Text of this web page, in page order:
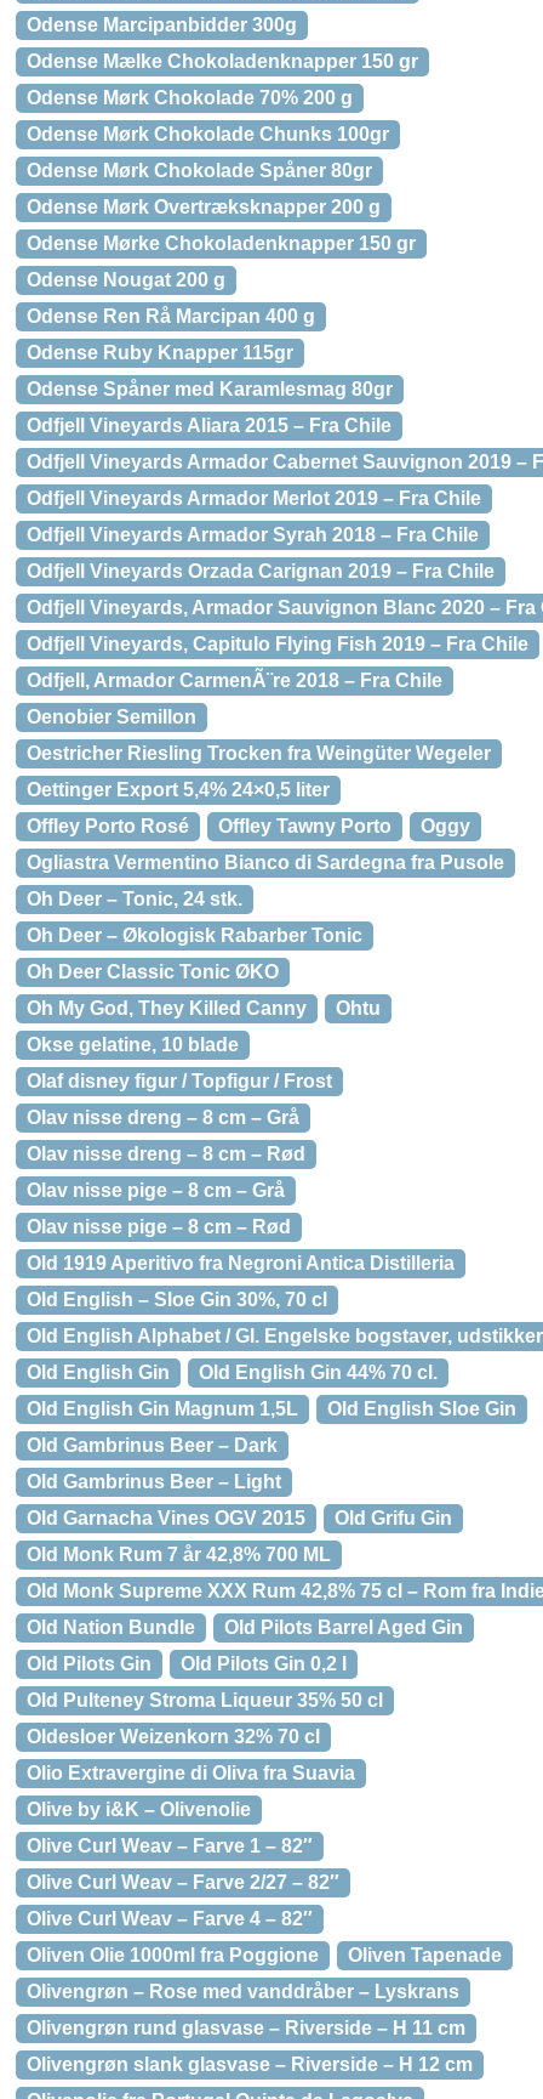
Odense Marcipanbidder 300g
Odense Mælke Chokoladenknapper 150 gr
Odense Mørk Chokolade 70% 200 g
Odense Mørk Chokolade Chunks 100gr
Odense Mørk Chokolade Spåner 80gr
Odense Mørk Overtræksknapper 200 g
Odense Mørke Chokoladenknapper 150 gr
Odense Nougat 200 g
Odense Ren Rå Marcipan 400 g
Odense Ruby Knapper 115gr
Odense Spåner med Karamlesmag 80gr
Odfjell Vineyards Aliara 2015 – Fra Chile
Odfjell Vineyards Armador Cabernet Sauvignon 2019 –
Odfjell Vineyards Armador Merlot 2019 – Fra Chile
Odfjell Vineyards Armador Syrah 2018 – Fra Chile
Odfjell Vineyards Orzada Carignan 2019 – Fra Chile
Odfjell Vineyards, Armador Sauvignon Blanc 2020 – Fra
Odfjell Vineyards, Capitulo Flying Fish 2019 – Fra Chile
Odfjell, Armador CarmenÃ¨re 2018 – Fra Chile
Oenobier Semillon
Oestricher Riesling Trocken fra Weingüter Wegeler
Oettinger Export 5,4% 24×0,5 liter
Offley Porto Rosé
Offley Tawny Porto
Oggy
Ogliastra Vermentino Bianco di Sardegna fra Pusole
Oh Deer – Tonic, 24 stk.
Oh Deer – Økologisk Rabarber Tonic
Oh Deer Classic Tonic ØKO
Oh My God, They Killed Canny
Ohtu
Okse gelatine, 10 blade
Olaf disney figur / Topfigur / Frost
Olav nisse dreng – 8 cm – Grå
Olav nisse dreng – 8 cm – Rød
Olav nisse pige – 8 cm – Grå
Olav nisse pige – 8 cm – Rød
Old 1919 Aperitivo fra Negroni Antica Distilleria
Old English – Sloe Gin 30%, 70 cl
Old English Alphabet / Gl. Engelske bogstaver,
Old English Gin
Old English Gin 44% 70 cl.
Old English Gin Magnum 1,5L
Old English Sloe Gin
Old Gambrinus Beer – Dark
Old Gambrinus Beer – Light
Old Garnacha Vines OGV 2015
Old Grifu Gin
Old Monk Rum 7 år 42,8% 700 ML
Old Monk Supreme XXX Rum 42,8% 75 cl – Rom fra
Old Nation Bundle
Old Pilots Barrel Aged Gin
Old Pilots Gin
Old Pilots Gin 0,2 l
Old Pulteney Stroma Liqueur 35% 50 cl
Oldesloer Weizenkorn 32% 70 cl
Olio Extravergine di Oliva fra Suavia
Olive by i&K – Olivenolie
Olive Curl Weav – Farve 1 – 82″
Olive Curl Weav – Farve 2/27 – 82″
Olive Curl Weav – Farve 4 – 82″
Oliven Olie 1000ml fra Poggione
Oliven Tapenade
Olivengrøn – Rose med vanddråber – Lyskrans
Olivengrøn rund glasvase – Riverside – H 11 cm
Olivengrøn slank glasvase – Riverside – H 12 cm